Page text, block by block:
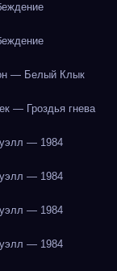
— Белый Клык
— Гроздья гнева
— 1984
— 1984
— 1984
— 1984